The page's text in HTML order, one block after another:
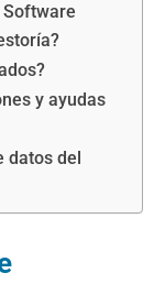
y ayudas
datos del